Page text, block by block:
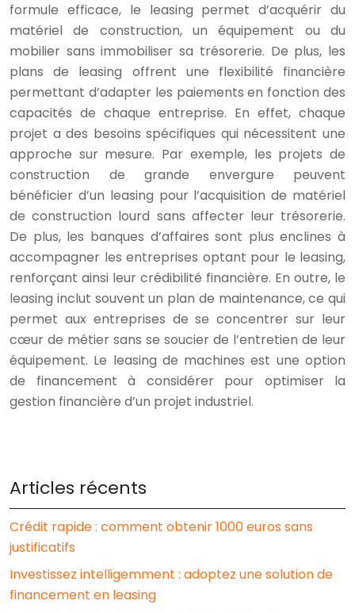
formule efficace, le leasing permet d’acquérir du
matériel de construction, un équipement ou du
mobilier sans immobiliser sa trésorerie. De plus, les
plans de leasing offrent une flexibilité financière
permettant d’adapter les paiements en fonction des
capacités de chaque entreprise. En effet, chaque
projet a des besoins spécifiques qui nécessitent une
approche sur mesure. Par exemple, les projets de
construction de grande envergure peuvent
bénéficier d’un leasing pour l’acquisition de matériel
de construction lourd sans affecter leur trésorerie.
De plus, les banques d’affaires sont plus enclines à
accompagner les entreprises optant pour le leasing,
renforçant ainsi leur crédibilité financière. En outre, le
leasing inclut souvent un plan de maintenance, ce qui
permet aux entreprises de se concentrer sur leur
cœur de métier sans se soucier de l’entretien de leur
équipement. Le leasing de machines est une option
de financement à considérer pour optimiser la
gestion financière d’un projet industriel.
Articles récents
Crédit rapide : comment obtenir 1000 euros sans
justificatifs
Investissez intelligemment : adoptez une solution de
financement en leasing